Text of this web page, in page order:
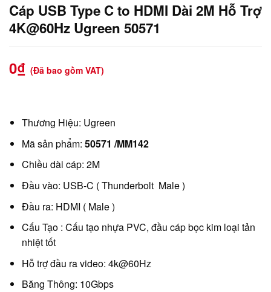
Cáp USB Type C to HDMI Dài 2M Hỗ Trợ
4K@60Hz Ugreen 50571
0₫ (Đã bao gồm VAT)
Thương Hiệu: Ugreen
Mã sản phẩm: 50571 /MM142
Chiều dài cáp: 2M
Đầu vào: USB-C ( Thunderbolt Male )
Đầu ra: HDMI ( Male )
Cấu Tạo : Cấu tạo nhựa PVC, đầu cáp bọc kim loại tản
nhiệt tốt
Hỗ trợ đầu ra video: 4k@60Hz
Băng Thông: 10Gbps